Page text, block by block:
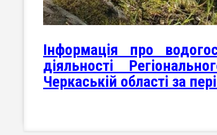
Інформація про
діяльності
Черкаській області за